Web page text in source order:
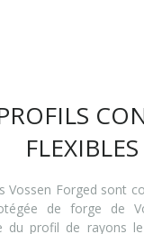
FLEXIBLES
Vossen Forged sont
de forge de
du profil de rayons